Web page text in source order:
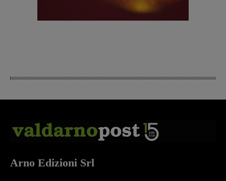
Arno Edizioni Srl